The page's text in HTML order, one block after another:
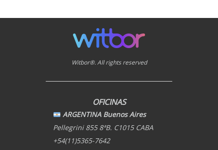
Witbor®. All rights reserved
OFICINAS
ARGENTINA Buenos Aires
Pellegrini 855 8ªB. C1015 CABA
+54(11)5365-7642